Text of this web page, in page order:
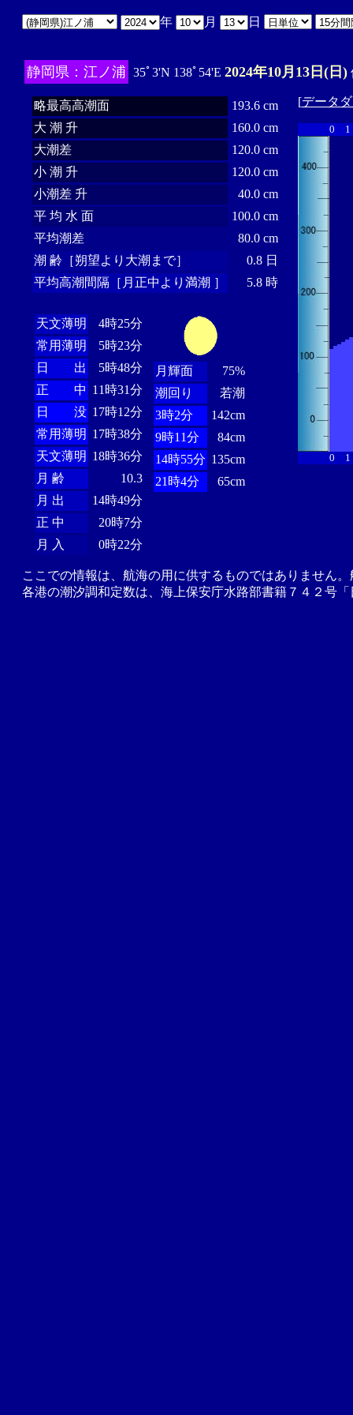
年 月 日
静岡県：江ノ浦 35ﾟ3'N 138ﾟ54'E 2024年10月13日(日)
略最高高潮面
193.6 cm
大 潮 升
160.0 cm
大潮差
120.0 cm
小 潮 升
120.0 cm
小潮差 升
40.0 cm
平 均 水 面
100.0 cm
平均潮差
80.0 cm
潮 齢［朔望より大潮まで］
0.8 日
平均高潮間隔［月正中より満潮 ］
5.8 時
天文薄明
4時25分
常用薄明
5時23分
日 出
5時48分
正 中 11時31分
日 没 17時12分
常用薄明 17時38分
天文薄明 18時36分
月 齢
10.3
月 出
14時49分
正 中
20時7分
月 入
0時22分
月輝面
75%
潮回り
若潮
3時2分
142cm
9時11分
84cm
14時55分 135cm
21時4分
65cm
[データ
0 1
0 1
ここでの情報は、航海の用に供するものではありません
各港の潮汐調和定数は、海上保安庁水路部書籍７４２号